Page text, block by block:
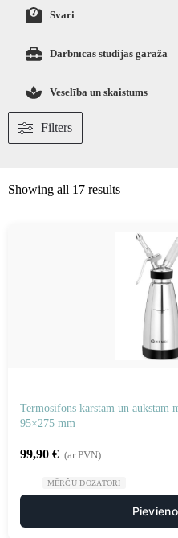
Svari
Darbnīcas studijas garāža
Veselība un skaistums
Filters
Showing all 17 results
Termosifons karstām un aukstām
95×275 mm
99,90 € (ar PVN)
MĒRČU DOZATORI